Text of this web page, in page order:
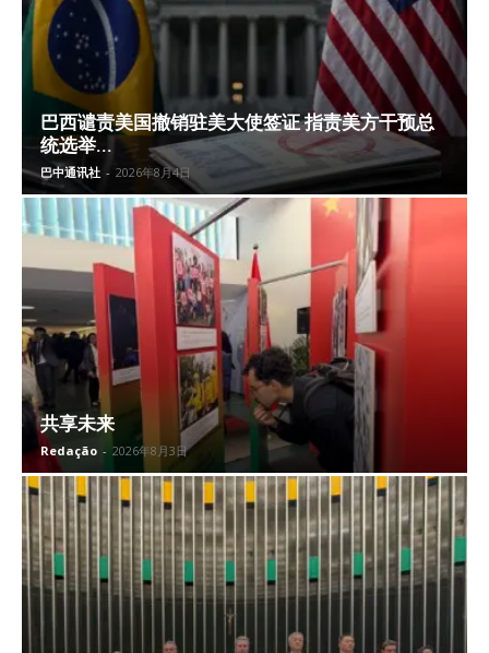
巴西谴责美国撤销驻美大使签证 指责美方干预总
统选举...
巴中通讯社 - 2026年8月4日
共享未来
Redação - 2026年8月3日